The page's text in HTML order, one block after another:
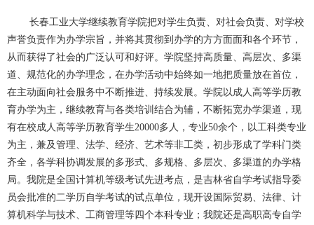
长春工业大学继续教育学院把对学生负责、对社会负责、对学校
声誉负责作为办学宗旨，并将其贯彻到办学的方方面面和各个环节，
从而获得了社会的广泛认可和好评。学院坚持高质量、高层次、多渠
道、规范化的办学理念，在办学活动中始终如一地把质量放在首位，
在主动面向社会服务中不断推进、持续发展。学院以成人高等学历教
育办学为主，继续教育与各类培训结合为辅，不断拓宽办学渠道，现
有在校成人高等学历教育学生20000多人，专业50余个，以工科类专业
为主，兼及管理、法学、经济、艺术等非工类，初步形成了学科门类
齐全，各学科协调发展的多形式、多规格、多层次、多渠道的办学格
局。我院是全国计算机等级考试先进考点，是吉林省自学考试指导委
员会批准的二学历自学考试的试点单位，现开设国际贸易、法律、计
算机科学与技术、工商管理等四个本科专业；我院还是高职高专自学